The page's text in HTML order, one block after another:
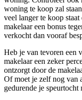
woning te koop zal
veel langer te koop
makelaar een bonus
verkocht dan vooraf
Heb je van tevoren een
makelaar een zeker
ontzorgt door de
Of moet je zelf nog van
gedurende je speurtocht